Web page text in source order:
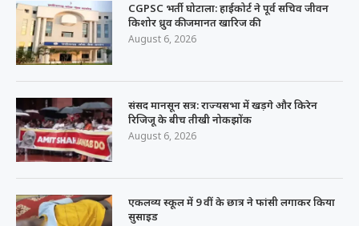
CGPSC भर्ती घोटाला: हाईकोर्ट ने पूर्व सचिव जीवन
किशोर ध्रुव की जमानत खारिज की
August 6, 2026
संसद मानसून सत्र: राज्यसभा में खड़गे और किरेन
रिजिजू के बीच तीखी नोकझोंक
August 6, 2026
एकलव्य स्कूल में 9 वीं के छात्र ने फांसी लगाकर किया
सुसाइड